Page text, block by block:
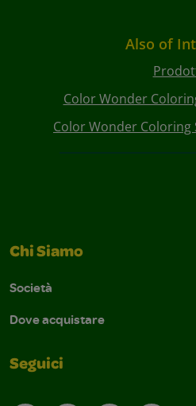
Also of
Color Wonder
Color Wonder Coloring
Chi Siamo
Società
Dove acquistare
Seguici